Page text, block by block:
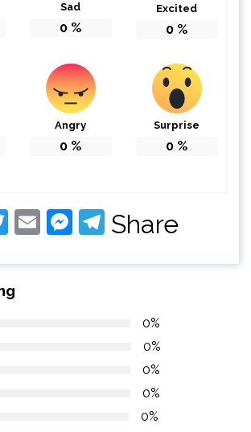
Sad
0 %
Excited
0 %
Angry
0 %
Surprise
0 %
Twitter
EmailMessenger
Telegram
Share
0%
0%
0%
0%
0%